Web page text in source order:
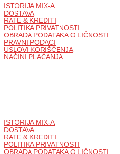
ISTORIJA MIX-A
DOSTAVA
RATE & KREDITI
POLITIKA PRIVATNOSTI
OBRADA PODATAKA O LIČNOSTI
PRAVNI PODACI
USLOVI KORIŠĆENJA
NAČINI PLAĆANJA
ISTORIJA MIX-A
DOSTAVA
RATE & KREDITI
POLITIKA PRIVATNOSTI
OBRADA PODATAKA O LIČNOSTI